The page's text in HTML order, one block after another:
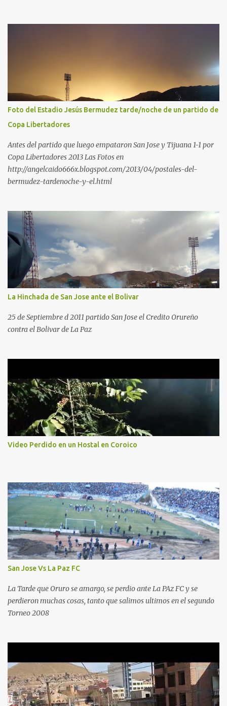
Foto del Estadio Jesús Bermudez tarde/noche de un partido de
Copa Libertadores
Antes del partido que luego empataron San Jose y Tijuana 1-1 por
Copa Libertadores 2013 Las Fotos en
http://angelcaido666x.blogspot.com/2013/04/postales-del-
bermudez-tardenoche-y-el.html
La Hinchada de San Jose ante el Bolivar
25 de Septiembre d 2011 partido San Jose el Credito Orureño
contra el Bolivar de La Paz
Video Perdido en un Hostal en Coroico
San Jose Vs La Paz FC
La Tarde que Oruro se amargo, se perdio ante La PAz FC y se
perdieron muchas cosas, tanto que salimos ultimos en el segundo
Torneo 2008